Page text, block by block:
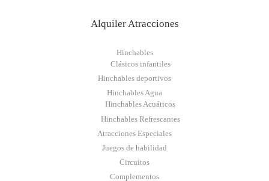
Alquiler Atracciones
Hinchables
Clásicos infantiles
Hinchables deportivos
Hinchables Agua
Hinchables Acuáticos
Hinchables Refrescantes
Atracciones Especiales
Juegos de habilidad
Circuitos
Complementos